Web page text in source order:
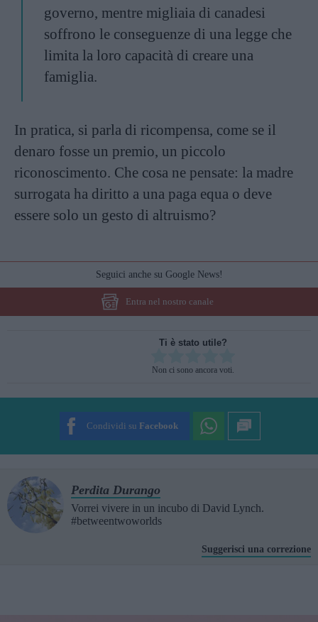
governo, mentre migliaia di canadesi
soffrono le conseguenze di una legge che
limita la loro capacità di creare una
famiglia.
In pratica, si parla di ricompensa, come se il
denaro fosse un premio, un piccolo
riconoscimento. Che cosa ne pensate: la madre
surrogata ha diritto a una paga equa o deve
essere solo un gesto di altruismo?
Seguici anche su Google News!
Entra nel nostro canale
Ti è stato utile?
Non ci sono ancora voti.
Condividi su Facebook
Perdita Durango
Vorrei vivere in un incubo di David Lynch.
#betweentwoworlds
Suggerisci una correzione